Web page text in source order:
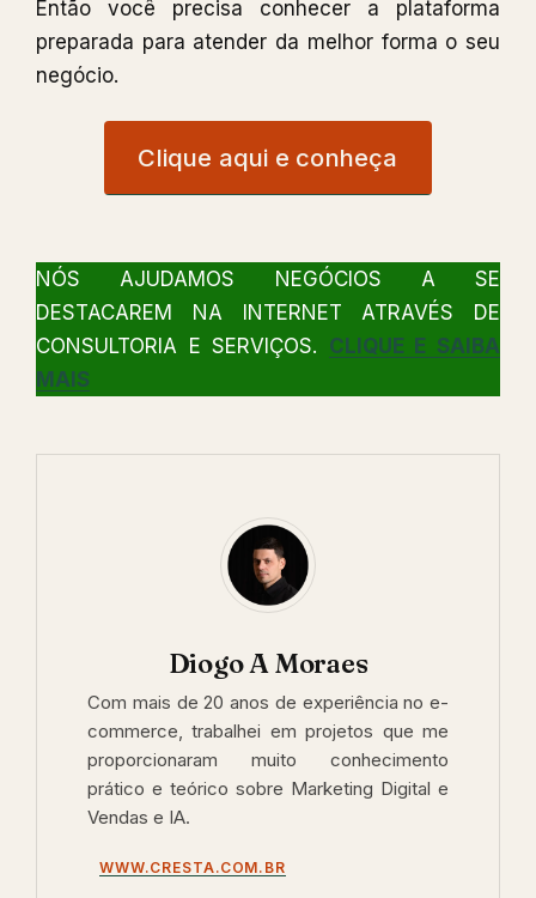
Então você precisa conhecer a plataforma
preparada para atender da melhor forma o seu
negócio.
Clique aqui e conheça
NÓS AJUDAMOS NEGÓCIOS A SE
DESTACAREM NA INTERNET ATRAVÉS DE
CONSULTORIA E SERVIÇOS. CLIQUE E SAIBA
MAIS
Diogo A Moraes
Com mais de 20 anos de experiência no e-
commerce, trabalhei em projetos que me
proporcionaram muito conhecimento
prático e teórico sobre Marketing Digital e
Vendas e IA.
WWW.CRESTA.COM.BR